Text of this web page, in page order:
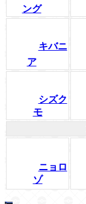
ング
キバニ
ア
シズク
モ
ニョロ
ゾ